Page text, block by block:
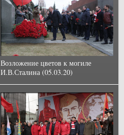
Возложение цветов к могиле
И.В.Сталина (05.03.20)